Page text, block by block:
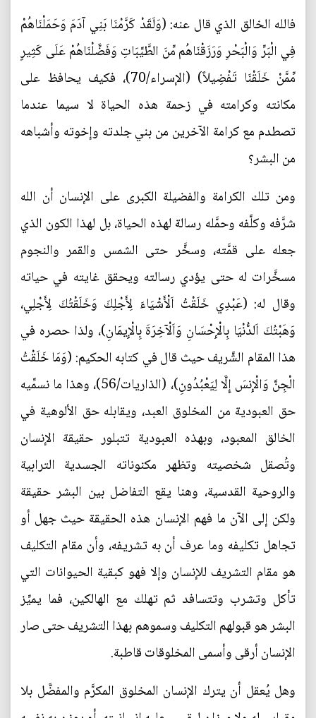
فالله الخالق الذي قال عنه: (وَلَقَدْ كَرَّمْنَا بَنِي آدَمَ وَحَمَلْنَاهُمْ
فِي الْبَرِّ وَالْبَحْرِ وَرَزَقْنَاهُم مِّنَ الطَّيِّبَاتِ وَفَضَّلْنَاهُمْ عَلَى كَثِيرٍ
مِّمَّنْ خَلَقْنَا تَفْضِيلاً) (الإسراء/70)، فكيف يحافظ على
مكانته وكرامته في زحمة هذه الحياة لا سيما عندما
تصطدم مع كرامة الآخرين من بني جلدته وإخوته وأشباهه
من البشر؟
ومن تلك الكرامة والفضيلة الكبرى على الإنسان أن الله
شرَّفه وكلَّفه وحمَّله رسالة لهذه الحياة، بل لهذا الكون الذي
جعله على قمَّته، وسخَّر حتى الشمس والقمر والنجوم
مسخَّرات له حتى يؤدي رسالته ويحقق غايته في حياته
وقال له: (عَبْدِي خَلَقْتُ اَلْأَشْيَاءَ لِأَجْلِكَ وَخَلَقْتُكَ لِأَجْلِي،
وَهَبْتُكَ اَلدُّنْيَا بِالْإِحْسَانِ وَاَلْآخِرَةَ بِالْإِيمَانِ)، ولذا حصره في
هذا المقام الشَّريف حيث قال في كتابه الحكيم: (وَمَا خَلَقْتُ
الْجِنَّ وَالْإِنسَ إِلَّا لِيَعْبُدُونِ)، (الذاريات/56)، وهذا ما نسمِّيه
حق العبودية من المخلوق العبد، ويقابله حق الألوهية في
الخالق المعبود، وبهذه العبودية تتبلور حقيقة الإنسان
وتُصقل شخصيته وتظهر مكنوناته الجسدية الترابية
والروحية القدسية، وهنا يقع التفاضل بين البشر حقيقة
ولكن إلى الآن ما فهم الإنسان هذه الحقيقة حيث جهل أو
تجاهل تكليفه وما عرف أن به تشريفه، وأن مقام التكليف
هو مقام التشريف للإنسان وإلا فهو كبقية الحيوانات التي
تأكل وتشرب وتتسافد ثم تهلك مع الهالكين، فما يميِّز
البشر هو قبولهم التكليف وسموهم بهذا التشريف حتى صار
الإنسان أرقى وأسمى المخلوقات قاطبة.
وهل يُعقل أن يترك الإنسان المخلوق المكرَّم والمفضَّل بلا